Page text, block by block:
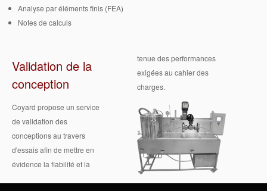
Analyse par éléments finis (FEA)
Notes de calculs
Validation de la
conception
Coyard propose un service
de validation des
conceptions au travers
d'essais afin de mettre en
évidence la fiabilité et la
tenue des performances
exigées au cahier des
charges.